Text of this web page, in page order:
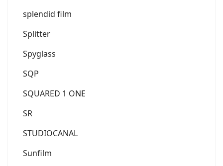
splendid film
Splitter
Spyglass
SQP
SQUARED 1 ONE
SR
STUDIOCANAL
Sunfilm